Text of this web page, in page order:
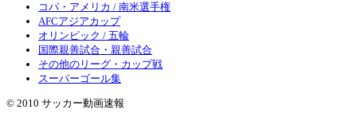
コパ・アメリカ / 南米選手権
AFCアジアカップ
オリンピック / 五輪
国際親善試合・親善試合
その他のリーグ・カップ戦
スーパーゴール集
© 2010 サッカー動画速報